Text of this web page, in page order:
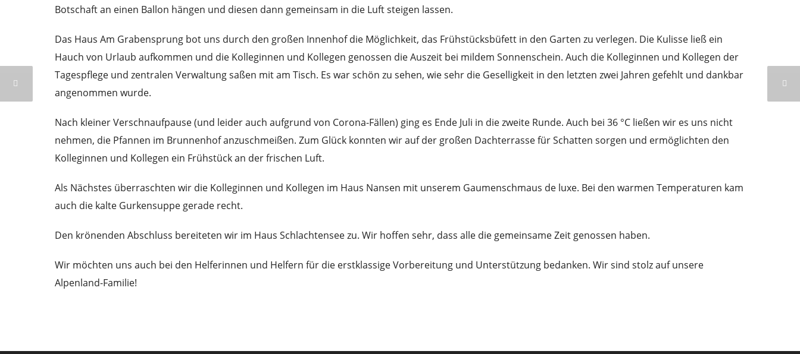
Botschaft an einen Ballon hängen und diesen dann gemeinsam in die Luft steigen lassen.
Das Haus Am Grabensprung bot uns durch den großen Innenhof die Möglichkeit, das Frühstücksbüfett in den Garten zu verlegen. Die Kulisse ließ ein
Hauch von Urlaub aufkommen und die Kolleginnen und Kollegen genossen die Auszeit bei mildem Sonnenschein. Auch die Kolleginnen und Kollegen der
Tagespflege und zentralen Verwaltung saßen mit am Tisch. Es war schön zu sehen, wie sehr die Geselligkeit in den letzten zwei Jahren gefehlt und dankbar
angenommen wurde.
Nach kleiner Verschnaufpause (und leider auch aufgrund von Corona-Fällen) ging es Ende Juli in die zweite Runde. Auch bei 36 °C ließen wir es uns nicht
nehmen, die Pfannen im Brunnenhof anzuschmeißen. Zum Glück konnten wir auf der großen Dachterrasse für Schatten sorgen und ermöglichten den
Kolleginnen und Kollegen ein Frühstück an der frischen Luft.
Als Nächstes überraschten wir die Kolleginnen und Kollegen im Haus Nansen mit unserem Gaumenschmaus de luxe. Bei den warmen Temperaturen kam
auch die kalte Gurkensuppe gerade recht.
Den krönenden Abschluss bereiteten wir im Haus Schlachtensee zu. Wir hoffen sehr, dass alle die gemeinsame Zeit genossen haben.
Wir möchten uns auch bei den Helferinnen und Helfern für die erstklassige Vorbereitung und Unterstützung bedanken. Wir sind stolz auf unsere
Alpenland-Familie!